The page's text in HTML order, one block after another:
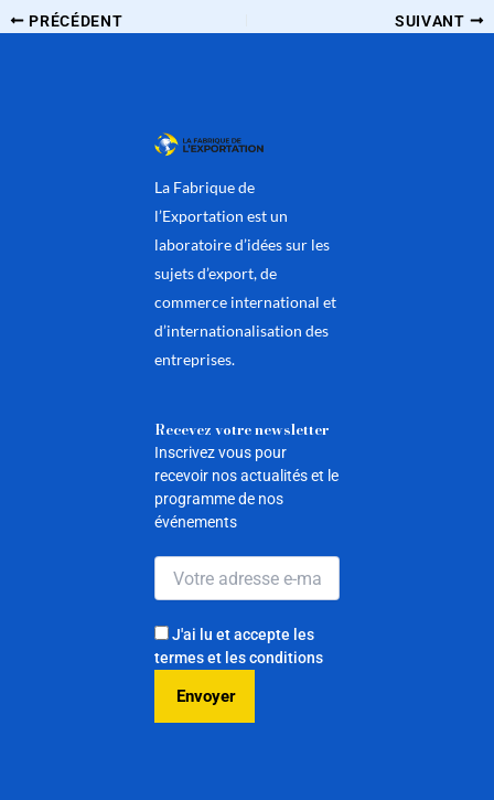
PRÉCÉDENT SUIVANT
La Fabrique de
l’Exportation est un
laboratoire d’idées sur les
sujets d’export, de
commerce international et
d’internationalisation des
entreprises.
Recevez votre newsletter
Inscrivez vous pour
recevoir nos actualités et le
programme de nos
événements
J'ai lu et accepte les
termes et les conditions